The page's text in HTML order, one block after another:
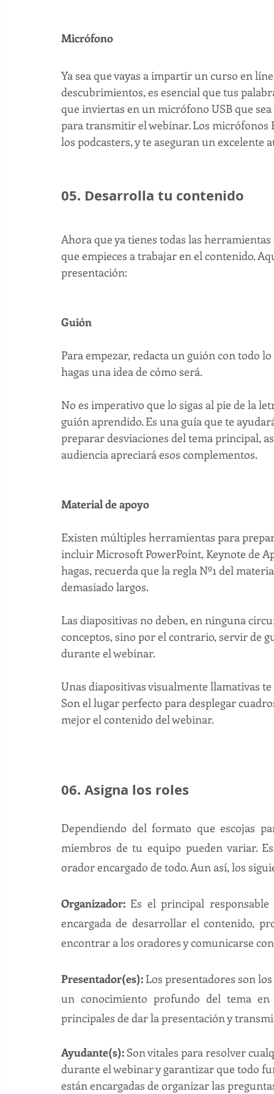
Micrófono
Ya sea que vayas a impartir un curso en
descubrimientos, es esencial que tus
que inviertas en un micrófono USB que
para transmitir el webinar. Los
los podcasters, y te aseguran un excelente
05. Desarrolla tu contenido
Ahora que ya tienes todas las
que empieces a trabajar en el contenido.
presentación:
Guión
Para empezar, redacta un guión con todo
hagas una idea de cómo será.
No es imperativo que lo sigas al pie de la
guión aprendido. Es una guía que te
preparar desviaciones del tema principal,
audiencia apreciará esos complementos.
Material de apoyo
Existen múltiples herramientas para
incluir Microsoft PowerPoint, Keynote de
hagas, recuerda que la regla Nº1 del
demasiado largos.
Las diapositivas no deben, en ninguna
conceptos, sino por el contrario, servir de
durante el webinar.
Unas diapositivas visualmente llamativas
Son el lugar perfecto para desplegar
mejor el contenido del webinar.
06. Asigna los roles
Dependiendo del formato que escojas
miembros de tu equipo pueden variar.
orador encargado de todo. Aun así, los
Organizador: Es el principal
encargada de desarrollar el contenido,
encontrar a los oradores y comunicarse
Presentador(es): Los presentadores son
un conocimiento profundo del tema en
principales de dar la presentación y
Ayudante(s): Son vitales para resolver
durante el webinar y garantizar que todo
están encargadas de organizar las